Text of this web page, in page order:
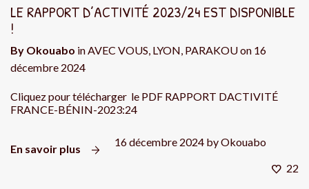
LE RAPPORT D’ACTIVITÉ 2023/24 EST DISPONIBLE
!
By Okouabo inAVEC VOUS, LYON, PARAKOUon 16
décembre 2024
Cliquez pour télécharger le PDF RAPPORT DACTIVITÉ
FRANCE-BÉNIN-2023:24
En savoir plus
16 décembre 2024 byOkouabo
22